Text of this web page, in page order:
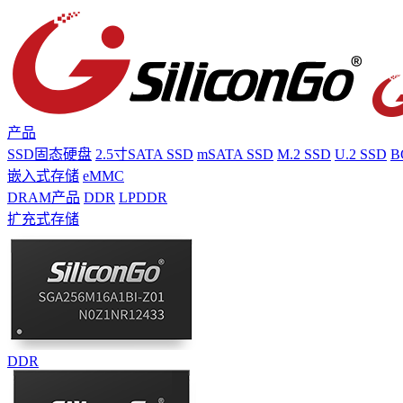
产品
SSD固态硬盘 2.5寸SATA SSD mSATA SSD M.2 SSD U.2 SSD
嵌入式存储 eMMC
DRAM产品 DDR LPDDR
扩充式存储
DDR